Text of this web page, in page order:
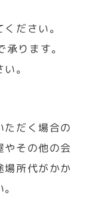
ださい。
ります。
。
ただく場合の
やその他の会
場所代がかか